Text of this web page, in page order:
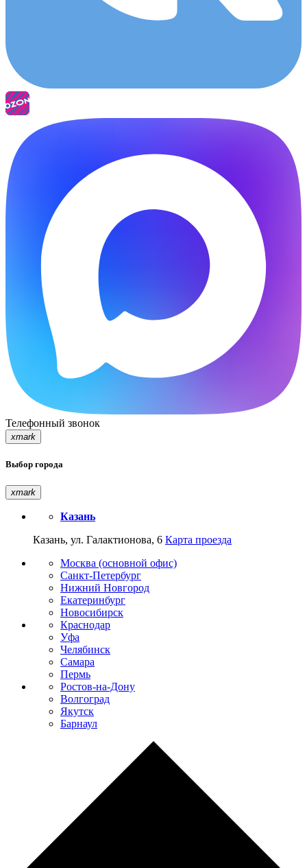
Телефонный звонок
xmark
Выбор города
xmark
Казань
Казань, ул. Галактионова, 6 Карта проезда
Москва (основной офис)
Санкт-Петербург
Нижний Новгород
Екатеринбург
Новосибирск
Краснодар
Уфа
Челябинск
Самара
Пермь
Ростов-на-Дону
Волгоград
Якутск
Барнаул